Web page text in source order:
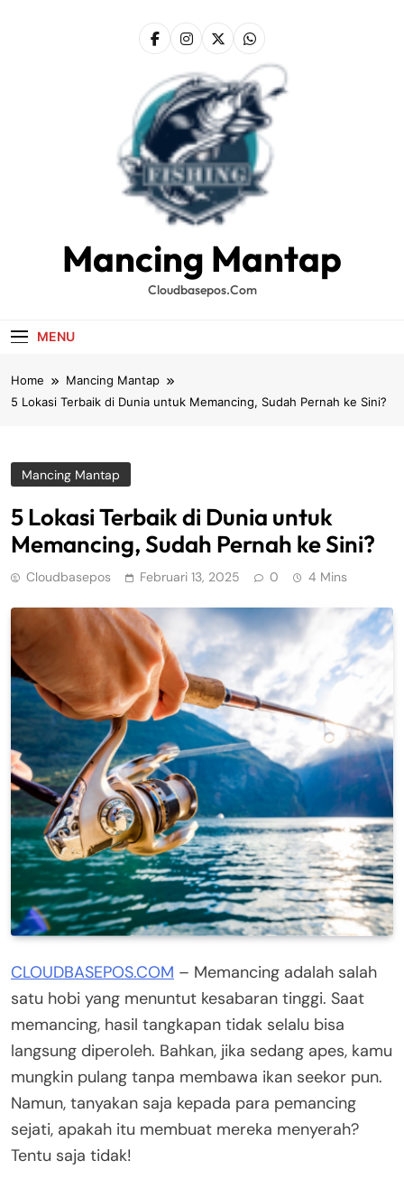
Mancing Mantap
Cloudbasepos.com
MENU
Home
Mancing Mantap
5 Lokasi Terbaik di Dunia untuk Memancing, Sudah Pernah ke Sini?
Mancing Mantap
5 Lokasi Terbaik di Dunia untuk
Memancing, Sudah Pernah ke Sini?
Cloudbasepos Februari 13, 2025 0 4 Mins
CLOUDBASEPOS.COM – Memancing adalah salah
satu hobi yang menuntut kesabaran tinggi. Saat
memancing, hasil tangkapan tidak selalu bisa
langsung diperoleh. Bahkan, jika sedang apes, kamu
mungkin pulang tanpa membawa ikan seekor pun.
Namun, tanyakan saja kepada para pemancing
sejati, apakah itu membuat mereka menyerah?
Tentu saja tidak!